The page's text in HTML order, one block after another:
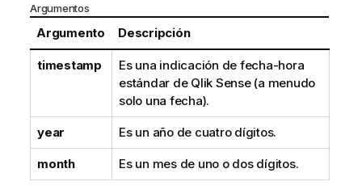
Argumentos
Argumento Descripción
timestamp
Es una indicación de fecha-hora
estándar de Qlik Sense(a menudo
solo una fecha).
year Es un año de cuatro dígitos.
month Es un mes de uno o dos dígitos.